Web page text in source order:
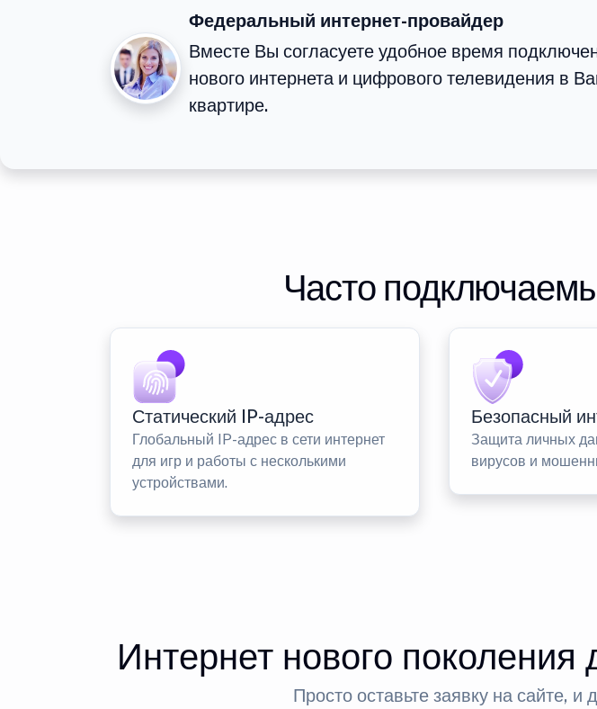
Федеральный интернет-провайдер
Вместе Вы согласуете удобное время
нового интернета и цифрового телевидения в
квартире.
Часто
Статический IP-адрес
Глобальный IP-адрес в сети интернет
для игр и работы с несколькими
устройствами.
Безопасный
Защита личных
вирусов и
Интернет нового
Просто оставьте заявку на сайте, и